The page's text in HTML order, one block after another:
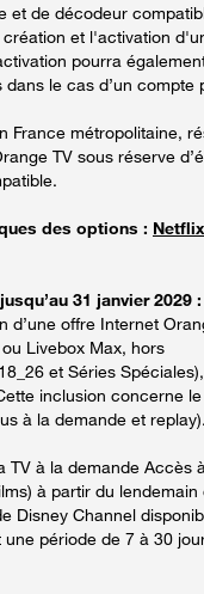
et de décodeur
et l'activation
pourra
dans le cas d’un compte
France métropolitaine,
TV sous réserve
des options : Netflix
31 janvier 2029 :
d’une offre Internet
Livebox Max, hors
et Séries
inclusion concerne
à la demande et replay).
TV à la demande Accès
à partir du lendemain
Disney Channel
une période de 7 à 30